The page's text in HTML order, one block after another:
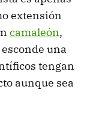
extensión
camaleón,
una
tengan
aunque sea